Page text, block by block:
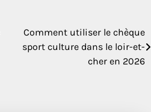
Comment utiliser le chèque
sport culture dans le loir-et-
cher en 2026